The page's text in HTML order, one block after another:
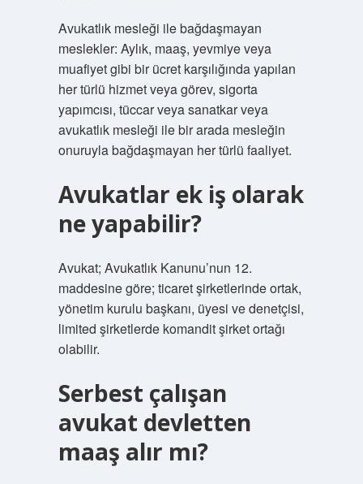
Avukatlık mesleği ile bağdaşmayan
meslekler: Aylık, maaş, yevmiye veya
muafiyet gibi bir ücret karşılığında yapılan
her türlü hizmet veya görev, sigorta
yapımcısı, tüccar veya sanatkar veya
avukatlık mesleği ile bir arada mesleğin
onuruyla bağdaşmayan her türlü faaliyet.
Avukatlar ek iş olarak
ne yapabilir?
Avukat; Avukatlık Kanunu’nun 12.
maddesine göre; ticaret şirketlerinde ortak,
yönetim kurulu başkanı, üyesi ve denetçisi,
limited şirketlerde komandit şirket ortağı
olabilir.
Serbest çalışan
avukat devletten
maaş alır mı?